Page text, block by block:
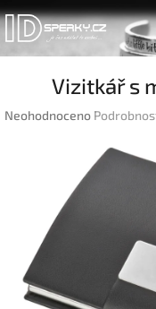
Přejít
na
obsah
Vizitkář s
Průměrné
hvězdiček.
Neohodnoceno